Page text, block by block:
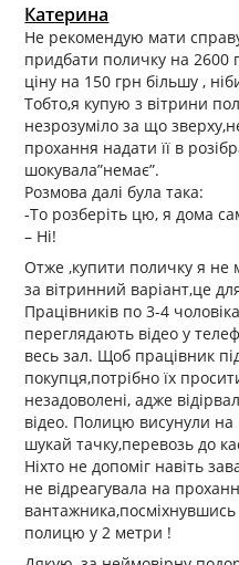
Катерина
Не рекомендую мати
придбати поличку на 2600
ціну на 150 грн більшу ,
Тобто,я купую з вітрини
незрозуміло за що
прохання надати її в
шокувала”немає”.
Розмова далі була така:
-То розберіть цю, я дома
– Ні!
Отже ,купити поличку я не
за вітринний варіант,це
Працівників по 3-4
переглядають відео у
весь зал. Щоб працівник
покупця,потрібно їх
незадоволені, адже
відео. Полицю висунули на
шукай тачку,перевозь до
Ніхто не допоміг навіть
не відреагувала на
полицю у 2 метри !